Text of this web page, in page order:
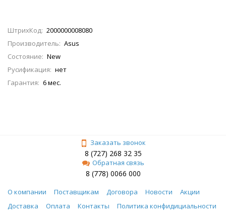
ШтрихКод: 2000000008080
Производитель: Asus
Состояние: New
Русификация: нет
Гарантия: 6 мес.
Заказать звонок
8 (727) 268 32 35
Обратная связь
8 (778) 0066 000
О компании Поставщикам Договора Новости
Акции
Доставка
Оплата Контакты Политика конфидициальности